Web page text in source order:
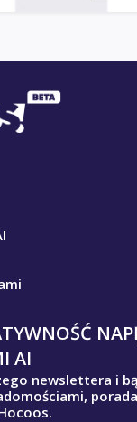
AI
newslettera i